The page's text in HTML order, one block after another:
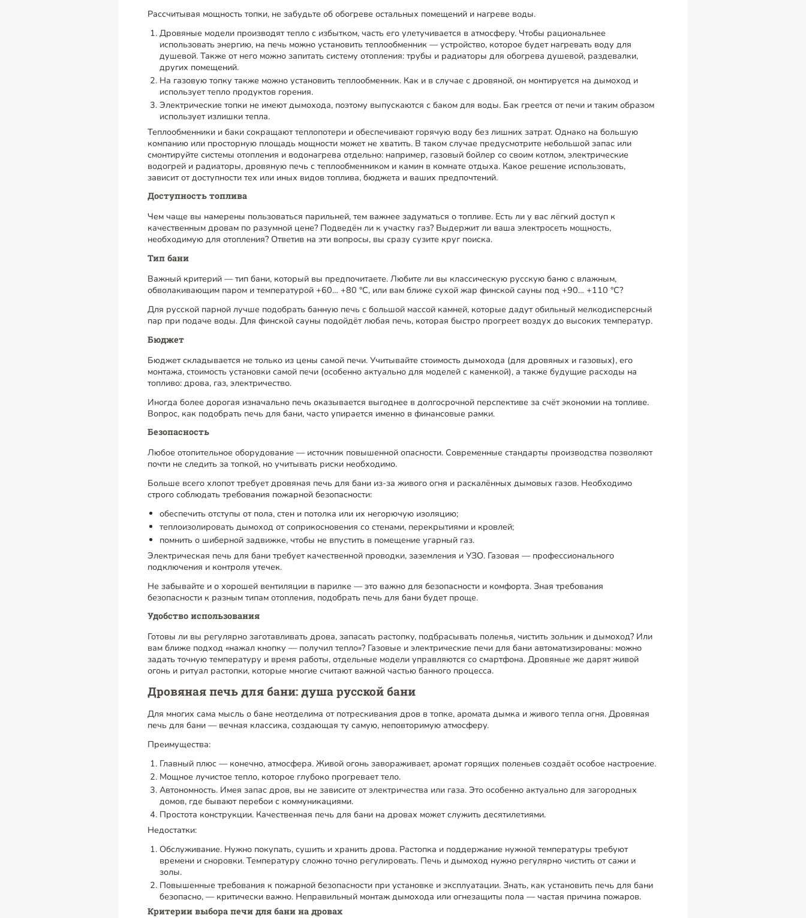
Рассчитывая мощность топки, не забудьте об обогреве остальных помещений и нагреве воды.
Дровяные модели производят тепло с избытком, часть его улетучивается в атмосферу. Чтобы рациональнее
использовать энергию, на печь можно установить теплообменник — устройство, которое будет нагревать воду для
душевой. Также от него можно запитать систему отопления: трубы и радиаторы для обогрева душевой, раздевалки,
других помещений.
На газовую топку также можно установить теплообменник. Как и в случае с дровяной, он монтируется на дымоход и
использует тепло продуктов горения.
Электрические топки не имеют дымохода, поэтому выпускаются с баком для воды. Бак греется от печи и таким образом
использует излишки тепла.
Теплообменники и баки сокращают теплопотери и обеспечивают горячую воду без лишних затрат. Однако на большую
компанию или просторную площадь мощности может не хватить. В таком случае предусмотрите небольшой запас или
смонтируйте системы отопления и водонагрева отдельно: например, газовый бойлер со своим котлом, электрические
водогрей и радиаторы, дровяную печь с теплообменником и камин в комнате отдыха. Какое решение использовать,
зависит от доступности тех или иных видов топлива, бюджета и ваших предпочтений.
Доступность топлива
Чем чаще вы намерены пользоваться парильней, тем важнее задуматься о топливе. Есть ли у вас лёгкий доступ к
качественным дровам по разумной цене? Подведён ли к участку газ? Выдержит ли ваша электросеть мощность,
необходимую для отопления? Ответив на эти вопросы, вы сразу сузите круг поиска.
Тип бани
Важный критерий — тип бани, который вы предпочитаете. Любите ли вы классическую русскую баню с влажным,
обволакивающим паром и температурой +60… +80 °C, или вам ближе сухой жар финской сауны под +90… +110 °C?
Для русской парной лучше подобрать банную печь с большой массой камней, которые дадут обильный мелкодисперсный
пар при подаче воды. Для финской сауны подойдёт любая печь, которая быстро прогреет воздух до высоких температур.
Бюджет
Бюджет складывается не только из цены самой печи. Учитывайте стоимость дымохода (для дровяных и газовых), его
монтажа, стоимость установки самой печи (особенно актуально для моделей с каменкой), а также будущие расходы на
топливо: дрова, газ, электричество.
Иногда более дорогая изначально печь оказывается выгоднее в долгосрочной перспективе за счёт экономии на топливе.
Вопрос, как подобрать печь для бани, часто упирается именно в финансовые рамки.
Безопасность
Любое отопительное оборудование — источник повышенной опасности. Современные стандарты производства позволяют
почти не следить за топкой, но учитывать риски необходимо.
Больше всего хлопот требует дровяная печь для бани из-за живого огня и раскалённых дымовых газов. Необходимо
строго соблюдать требования пожарной безопасности:
обеспечить отступы от пола, стен и потолка или их негорючую изоляцию;
теплоизолировать дымоход от соприкосновения со стенами, перекрытиями и кровлей;
помнить о шиберной задвижке, чтобы не впустить в помещение угарный газ.
Электрическая печь для бани требует качественной проводки, заземления и УЗО. Газовая — профессионального
подключения и контроля утечек.
Не забывайте и о хорошей вентиляции в парилке — это важно для безопасности и комфорта. Зная требования
безопасности к разным типам отопления, подобрать печь для бани будет проще.
Удобство использования
Готовы ли вы регулярно заготавливать дрова, запасать растопку, подбрасывать поленья, чистить зольник и дымоход? Или
вам ближе подход «нажал кнопку — получил тепло»? Газовые и электрические печи для бани автоматизированы: можно
задать точную температуру и время работы, отдельные модели управляются со смартфона. Дровяные же дарят живой
огонь и ритуал растопки, которые многие считают важной частью банного процесса.
Дровяная печь для бани: душа русской бани
Для многих сама мысль о бане неотделима от потрескивания дров в топке, аромата дымка и живого тепла огня. Дровяная
печь для бани — вечная классика, создающая ту самую, неповторимую атмосферу.
Преимущества:
Главный плюс — конечно, атмосфера. Живой огонь завораживает, аромат горящих поленьев создаёт особое настроение.
Мощное лучистое тепло, которое глубоко прогревает тело.
Автономность. Имея запас дров, вы не зависите от электричества или газа. Это особенно актуально для загородных
домов, где бывают перебои с коммуникациями.
Простота конструкции. Качественная печь для бани на дровах может служить десятилетиями.
Недостатки:
Обслуживание. Нужно покупать, сушить и хранить дрова. Растопка и поддержание нужной температуры требуют
времени и сноровки. Температуру сложно точно регулировать. Печь и дымоход нужно регулярно чистить от сажи и
золы.
Повышенные требования к пожарной безопасности при установке и эксплуатации. Знать, как установить печь для бани
безопасно, — критически важно. Неправильный монтаж дымохода или огнезащиты пола — частая причина пожаров.
Критерии выбора печи для бани на дровах